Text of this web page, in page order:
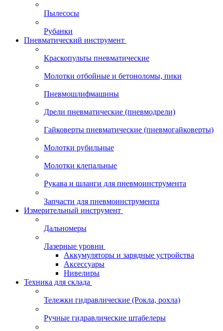
Пылесосы
Рубанки
Пневматический инструмент
Краскопульты пневматические
Молотки отбойные и бетоноломы, пики
Пневмошлифмашины
Дрели пневматические (пневмодрели)
Гайковерты пневматические (пневмогайковерты)
Молотки рубильные
Молотки клепальные
Рукава и шланги для пневмоинструмента
Запчасти для пневмоинструмента
Измерительный инструмент
Дальномеры
Лазерные уровни
Аккумуляторы и зарядные устройства
Аксессуары
Нивелиры
Техника для склада
Тележки гидравлические (Рокла, рохла)
Ручные гидравлические штабелеры